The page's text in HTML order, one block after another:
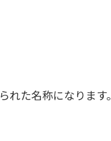
れた名称になります。